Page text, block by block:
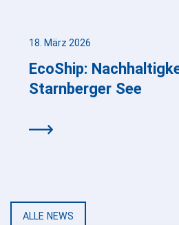
18. März 2026
EcoShip:
Starnberger See
ALLE NEWS